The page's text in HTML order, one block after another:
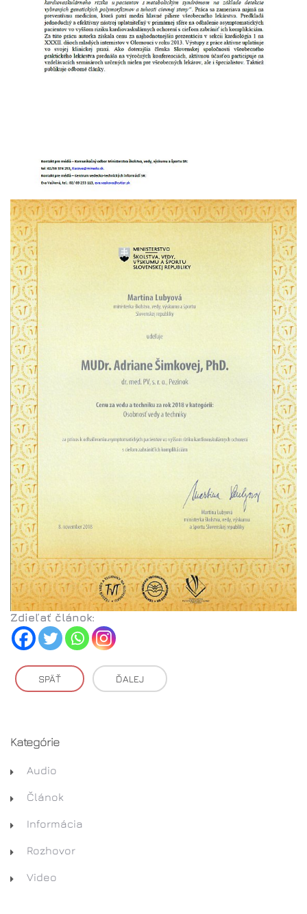
Zdieľať článok:
SPÄŤ ĎALEJ
Kategórie
Audio
Článok
Informácia
Rozhovor
Video